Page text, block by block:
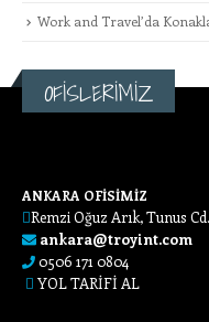
Work and Travel’da
OFİSLERİMİZ
ANKARA OFİSİMİZ
Remzi Oğuz Arık, Tunus
ankara@troyint.com
0506 171 0804
YOL TARİFİ AL